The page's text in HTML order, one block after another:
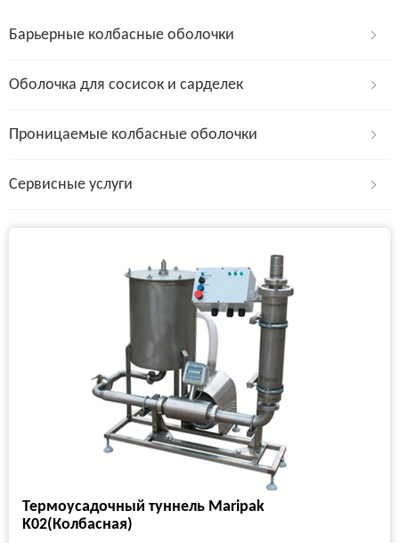
Барьерные колбасные оболочки
Оболочка для сосисок и сарделек
Проницаемые колбасные оболочки
Сервисные услуги
Термоусадочный туннель Maripak
K02(Колбасная)